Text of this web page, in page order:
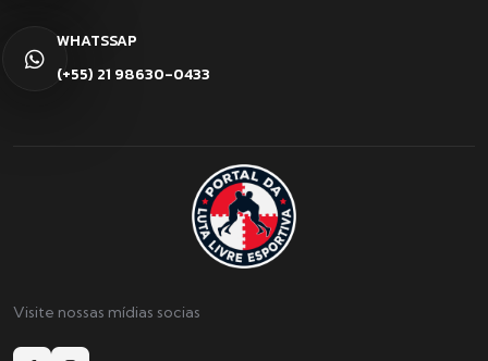
WHATSSAP
(+55) 21 98630-0433
Visite nossas mídias socias